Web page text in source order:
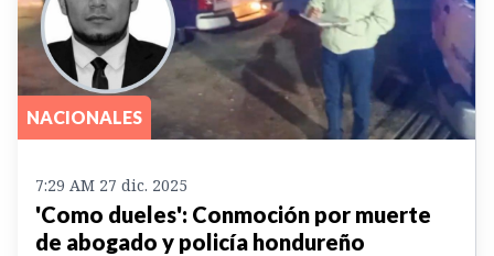
NACIONALES
7:29 AM 27 dic. 2025
'Como dueles': Conmoción por muerte
de abogado y policía hondureño